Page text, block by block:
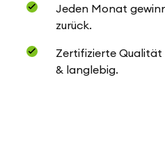
Jeden Monat
zurück.
Zertifizierte
& langlebig.